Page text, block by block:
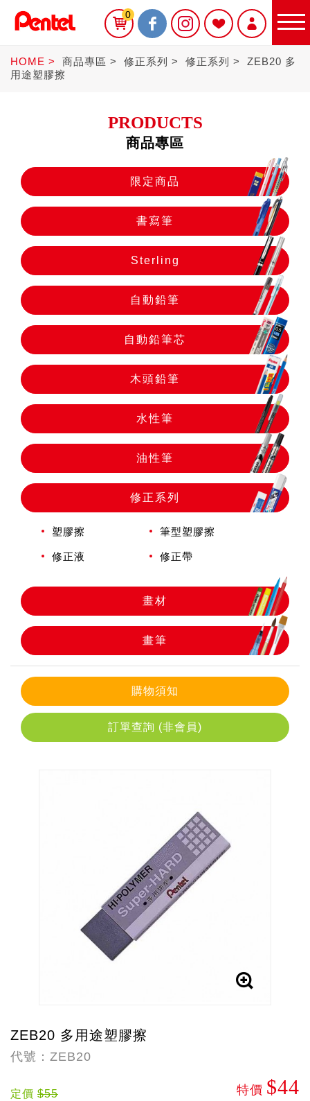
限定商品
書寫筆
Sterling
自動鉛筆
自動鉛筆芯
木頭鉛筆
水性筆
油性筆
修正系列
0
HOME 商品專區 修正系列 修正系列
ZEB20 多
用途塑膠擦
PRODUCTS
商品專區
限定商品
書寫筆
Sterling
自動鉛筆
自動鉛筆芯
木頭鉛筆
水性筆
油性筆
修正系列
塑膠擦 筆型塑膠擦
修正液 修正帶
畫材
畫筆
購物須知
訂單查詢 (非會員)
ZEB20 多用途塑膠擦
代號：ZEB20
定價 $55 特價 $44